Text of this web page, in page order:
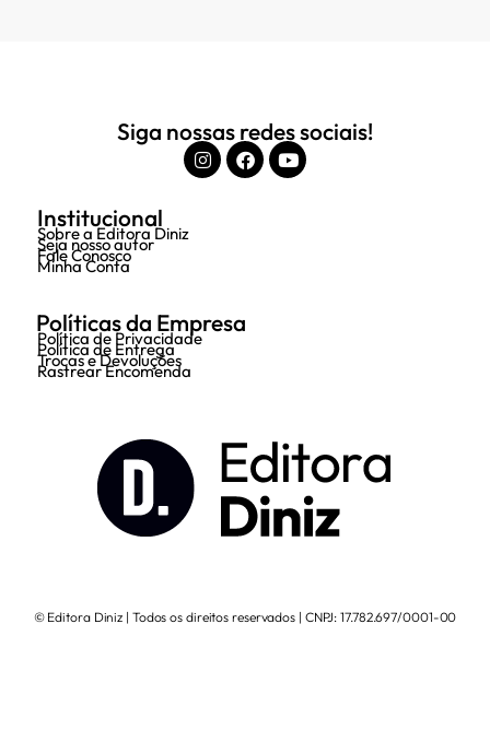
Siga nossas redes sociais!
Institucional
Sobre a Editora Diniz
Seja nosso autor
Fale Conosco
Minha Conta
Políticas da Empresa
Política de Privacidade
Política de Entrega
Trocas e Devoluções
Rastrear Encomenda
© Editora Diniz | Todos os direitos reservados | CNPJ: 17.782.697/0001-00